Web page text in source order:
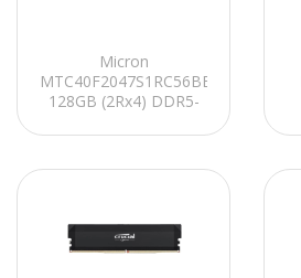
Micron
MTC40F2047S1RC56BB2R
128GB (2Rx4) DDR5-
(16Gbit) Server RAM